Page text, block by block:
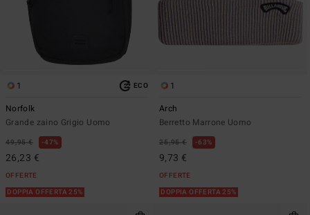
1 ECO
Norfolk
Grande zaino Grigio Uomo
49,95 € 47%
26,23 €
OFFERTE
DOPPIA OFFERTA 25%
1
Arch
Berretto Marrone Uomo
25,95 € 63%
9,73 €
OFFERTE
DOPPIA OFFERTA 25%